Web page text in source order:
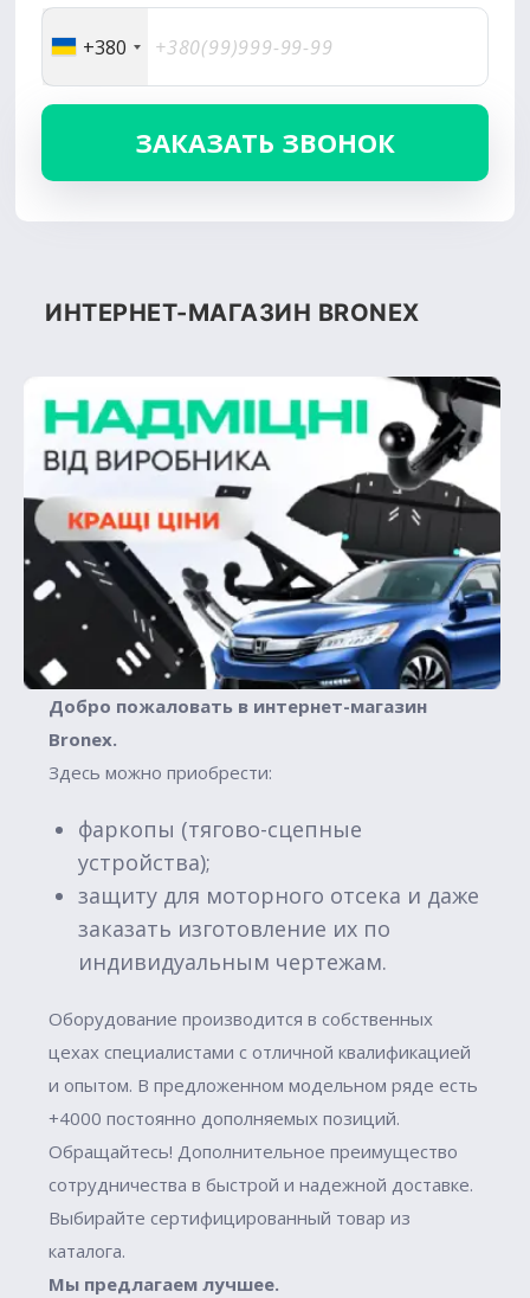
+380
ИНТЕРНЕТ-МАГАЗИН BRONEX
Добро пожаловать в интернет-магазин
Вronex.
Здесь можно приобрести:
фаркопы (тягово-сцепные
устройства);
защиту для моторного отсека и даже
заказать изготовление их по
индивидуальным чертежам.
Оборудование производится в собственных
цехах специалистами с отличной квалификацией
и опытом. В предложенном модельном ряде есть
+4000 постоянно дополняемых позиций.
Обращайтесь! Дополнительное преимущество
сотрудничества в быстрой и надежной доставке.
Выбирайте сертифицированный товар из
каталога.
Мы предлагаем лучшее.